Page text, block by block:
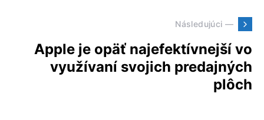
Následujúci —
Apple je opäť najefektívnejší vo
využívaní svojich predajných
plôch